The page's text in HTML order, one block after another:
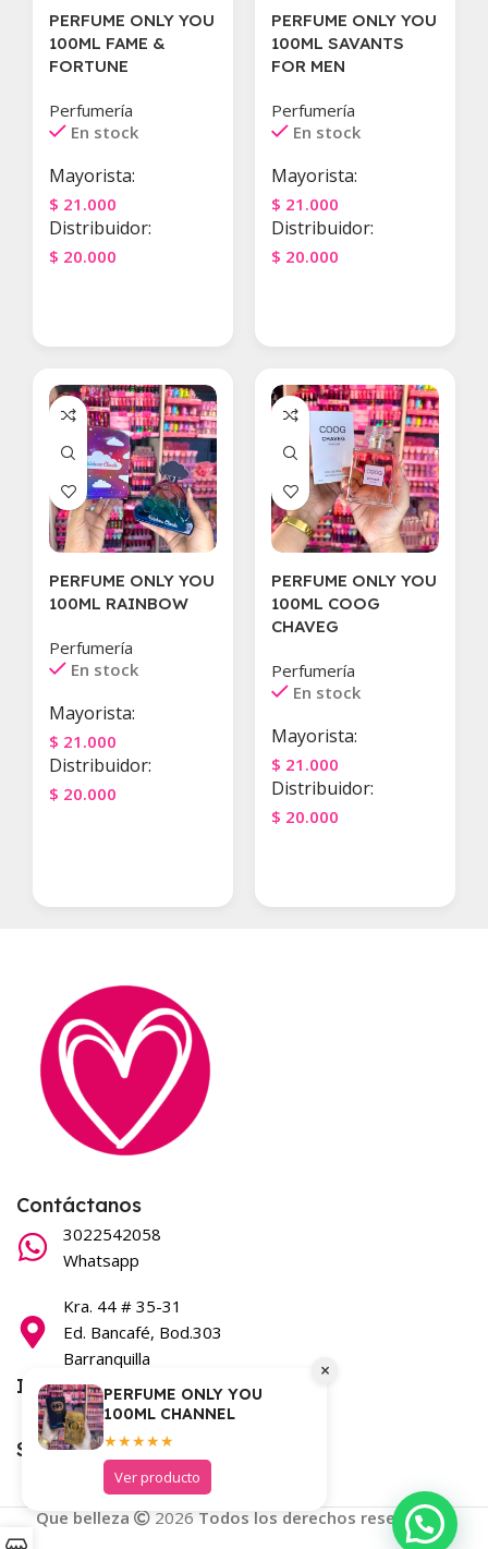
PERFUME ONLY YOU
100ML FAME &
FORTUNE
Perfumería
En stock
Mayorista:
$ 21.000
Distribuidor:
$ 20.000
PERFUME ONLY YOU
100ML SAVANTS
FOR MEN
Perfumería
En stock
Mayorista:
$ 21.000
Distribuidor:
$ 20.000
PERFUME ONLY YOU
100ML RAINBOW
Perfumería
En stock
Mayorista:
$ 21.000
Distribuidor:
$ 20.000
PERFUME ONLY YOU
100ML COOG
CHAVEG
Perfumería
En stock
Mayorista:
$ 21.000
Distribuidor:
$ 20.000
Contáctanos
3022542058
Whatsapp
Kra. 44 # 35-31
Ed. Bancafé, Bod.303
Barranquilla
Información
Términos y condiciones
Síguenos en nuestras redes
Que belleza 2026 Todos los derechos reservados
×
PERFUME ONLY YOU
100ML CHANNEL
★★★★★
Ver producto
Quiero asesoría por WhatsApp